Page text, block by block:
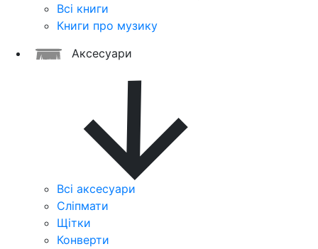
Всі книги
Книги про музику
Аксесуари
Всі аксесуари
Сліпмати
Щітки
Конверти